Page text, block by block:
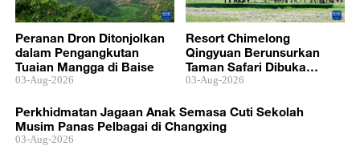
Peranan Dron Ditonjolkan
dalam Pengangkutan
Tuaian Mangga di Baise
03-Aug-2026
Resort Chimelong
Qingyuan Berunsurkan
Taman Safari Dibuka
secara Rasmi
03-Aug-2026
Perkhidmatan Jagaan Anak Semasa Cuti Sekolah
Musim Panas Pelbagai di Changxing
03-Aug-2026